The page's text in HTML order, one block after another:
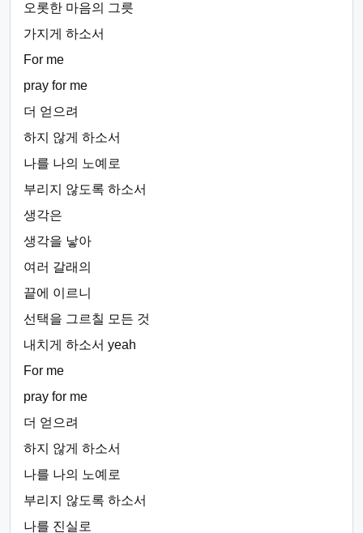
오롯한 마음의 그릇
가지게 하소서
For me
pray for me
더 얻으려
하지 않게 하소서
나를 나의 노예로
부리지 않도록 하소서
생각은
생각을 낳아
여러 갈래의
끝에 이르니
선택을 그르칠 모든 것
내치게 하소서 yeah
For me
pray for me
더 얻으려
하지 않게 하소서
나를 나의 노예로
부리지 않도록 하소서
나를 진실로